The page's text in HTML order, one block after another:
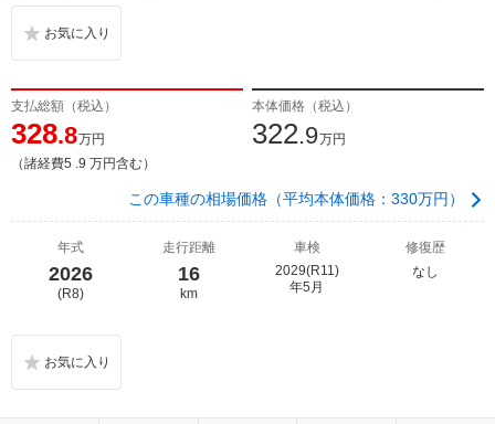
支払総額（税込）
328.8万円
（諸経費5 .9 万円含む）
本体価格（税込）
322.9万円
この車種の相場価格（平均本体価格：330万円）
年式
2026
(R8)
走行距離
16
km
車検
2029(R11)
年5月
修復歴
なし